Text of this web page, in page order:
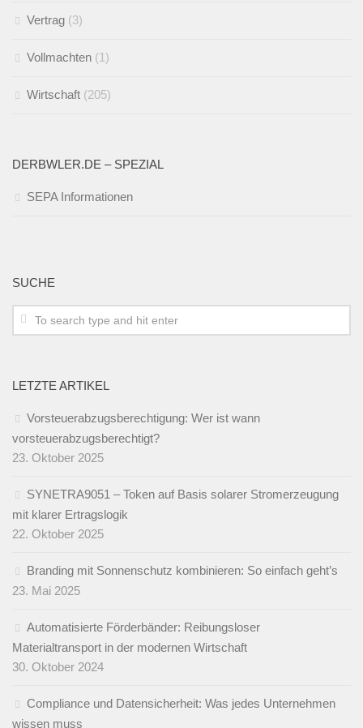
Vertrag (3)
Vollmachten (1)
Wirtschaft (205)
DERBWLER.DE – SPEZIAL
SEPA Informationen
SUCHE
LETZTE ARTIKEL
Vorsteuerabzugsberechtigung: Wer ist wann
vorsteuerabzugsberechtigt?
23. Oktober 2025
SYNETRA9051 – Token auf Basis solarer Stromerzeugung
mit klarer Ertragslogik
22. Oktober 2025
Branding mit Sonnenschutz kombinieren: So einfach geht’s
23. Mai 2025
Automatisierte Förderbänder: Reibungsloser
Materialtransport in der modernen Wirtschaft
30. Oktober 2024
Compliance und Datensicherheit: Was jedes Unternehmen
wissen muss